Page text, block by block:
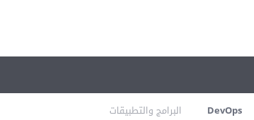
DevOps البرامج والتطبيقات